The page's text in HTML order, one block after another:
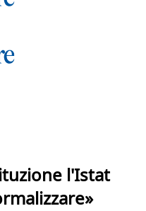
l'Istat